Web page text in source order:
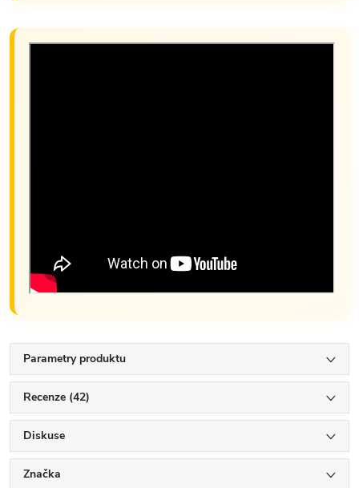
Parametry produktu
Recenze (42)
Diskuse
Značka